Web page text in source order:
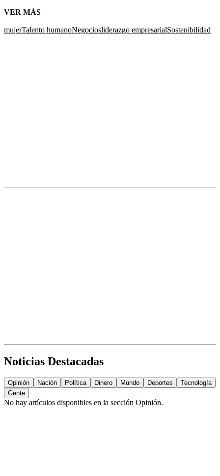
VER MÁS
mujerTalento humanoNegociosliderazgo empresarialSostenibilidad
Noticias Destacadas
Opinión Nación Política Dinero Mundo Deportes
Tecnología
Gente
No hay artículos disponibles en la sección Opinión.